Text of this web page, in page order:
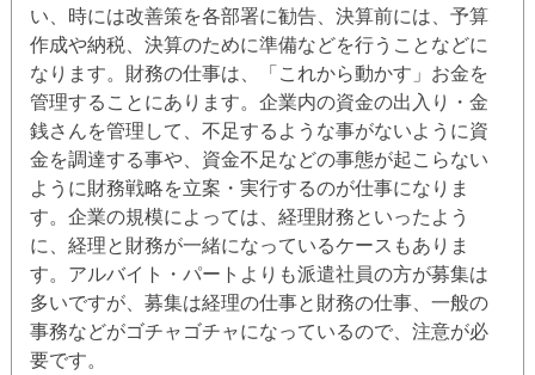
い、時には改善策を各部署に勧告、決算前には、予算
作成や納税、決算のために準備などを行うことなどに
なります。財務の仕事は、「これから動かす」お金を
管理することにあります。企業内の資金の出入り・金
銭さんを管理して、不足するような事がないように資
金を調達する事や、資金不足などの事態が起こらない
ように財務戦略を立案・実行するのが仕事になりま
す。企業の規模によっては、経理財務といったよう
に、経理と財務が一緒になっているケースもありま
す。アルバイト・パートよりも派遣社員の方が募集は
多いですが、募集は経理の仕事と財務の仕事、一般の
事務などがゴチャゴチャになっているので、注意が必
要です。